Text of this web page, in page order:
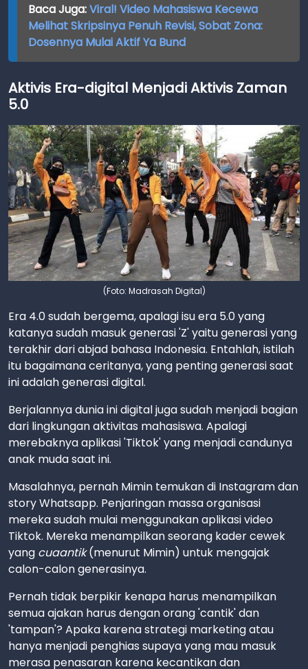
Baca Juga:Viral! Video Mahasiswa Kecewa
Melihat Skripsinya Penuh Revisi, Sobat Zona:
Dosennya Mulai Aktif Ya Bund
Aktivis Era-digital Menjadi Aktivis Zaman
5.0
(Foto: Madrasah Digital)
Era 4.0 sudah bergema, apalagi isu era 5.0 yang
katanya sudah masuk generasi 'Z' yaitu generasi yang
terakhir dari abjad bahasa Indonesia. Entahlah, istilah
itu bagaimana ceritanya, yang penting generasi saat
ini adalah generasi digital.
Berjalannya dunia ini digital juga sudah menjadi bagian
dari lingkungan aktivitas mahasiswa. Apalagi
merebaknya aplikasi 'Tiktok' yang menjadi candunya
anak muda saat ini.
Masalahnya, pernah Mimin temukan di Instagram dan
story Whatsapp. Penjaringan massa organisasi
mereka sudah mulai menggunakan aplikasi video
Tiktok. Mereka menampilkan seorang kader cewek
yang cuaantik(menurut Mimin) untuk mengajak
calon-calon generasinya.
Pernah tidak berpikir kenapa harus menampilkan
semua ajakan harus dengan orang 'cantik' dan
'tampan'? Apaka karena strategi marketing atau
hanya menjadi penghias supaya yang mau masuk
merasa penasaran karena kecantikan dan